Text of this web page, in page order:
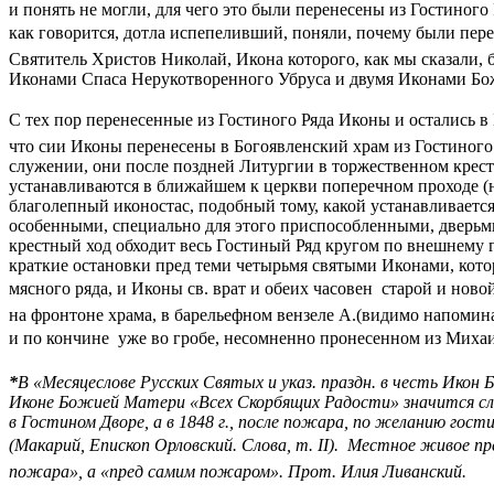
и понять не могли, для чего это были перенесены из
как говорится, дотла испепеливший, поняли, почему были
Святитель Христов Николай, Икона которого, как мы сказали,
Иконами Спаса Нерукотворенного Убруса и двумя Иконами
С тех пор перенесенные из Гостиного Ряда Иконы и остались
что сии Иконы перенесены в Богоявленский храм из
служении, они после поздней Литургии в торжественном
устанавливаются в ближайшем к церкви поперечном проходе
благолепный иконостас, подобный тому, какой
особенными, специально для этого приспособленными,
крестный ход обходит весь Гостиный Ряд кругом по
краткие остановки пред теми четырьмя святыми Иконами,
мясного ряда, и Иконы св. врат и обеих часовен  старой и
на фронтоне храма, в барельефном вензеле А.(видимо
и по кончине  уже во гробе, несомненно пронесенном из
*В «Месяцеслове Русских Святых и указ. праздн. в честь
Иконе Божией Матери «Всех Скорбящих Радости» значится
в Гостином Дворе, а в 1848 г., после пожара, по желанию
(Макарий, Епископ Орловский. Слова, т. II).  Местное живое
пожара», а «пред самим пожаром». Прот. Илия Ливанский.